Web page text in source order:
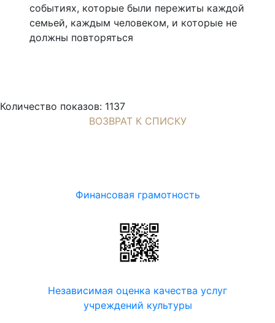
событиях, которые были пережиты каждой
семьей, каждым человеком, и которые не
должны повторяться
Количество показов: 1137
ВОЗВРАТ К СПИСКУ
Финансовая грамотность
Независимая оценка качества услуг
учреждений культуры